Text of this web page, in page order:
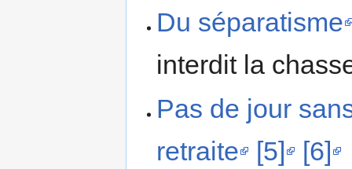
Du séparatisme
interdit la
Pas de jour
retraite
[5]
[6]